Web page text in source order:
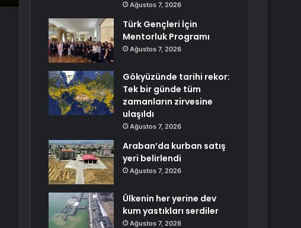
Ağustos 7, 2026
Türk Gençleri İçin
Mentorluk Programı
Ağustos 7, 2026
Gökyüzünde tarihi rekor:
Tek bir günde tüm
zamanların zirvesine
ulaşıldı
Ağustos 7, 2026
Araban’da kurban satış
yeri belirlendi
Ağustos 7, 2026
Ülkenin her yerine dev
kum yastıkları serdiler
Ağustos 7, 2026